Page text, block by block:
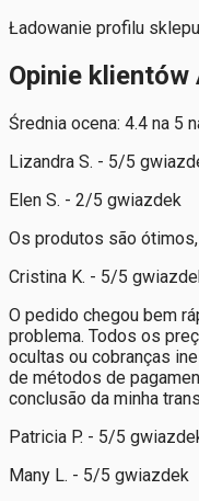
Ładowanie profilu
Opinie klientów
Średnia ocena: 4.4 na 5
Lizandra S. - 5/5
Elen S. - 2/5 gwiazdek
Os produtos são
Cristina K. - 5/5
O pedido chegou bem
problema. Todos os
ocultas ou cobranças
de métodos de
conclusão da minha
Patricia P. - 5/5
Many L. - 5/5 gwiazdek